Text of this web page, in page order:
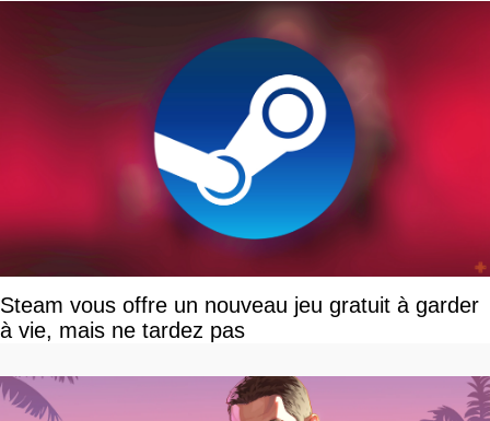
Steam vous offre un nouveau jeu gratuit à garder
à vie, mais ne tardez pas